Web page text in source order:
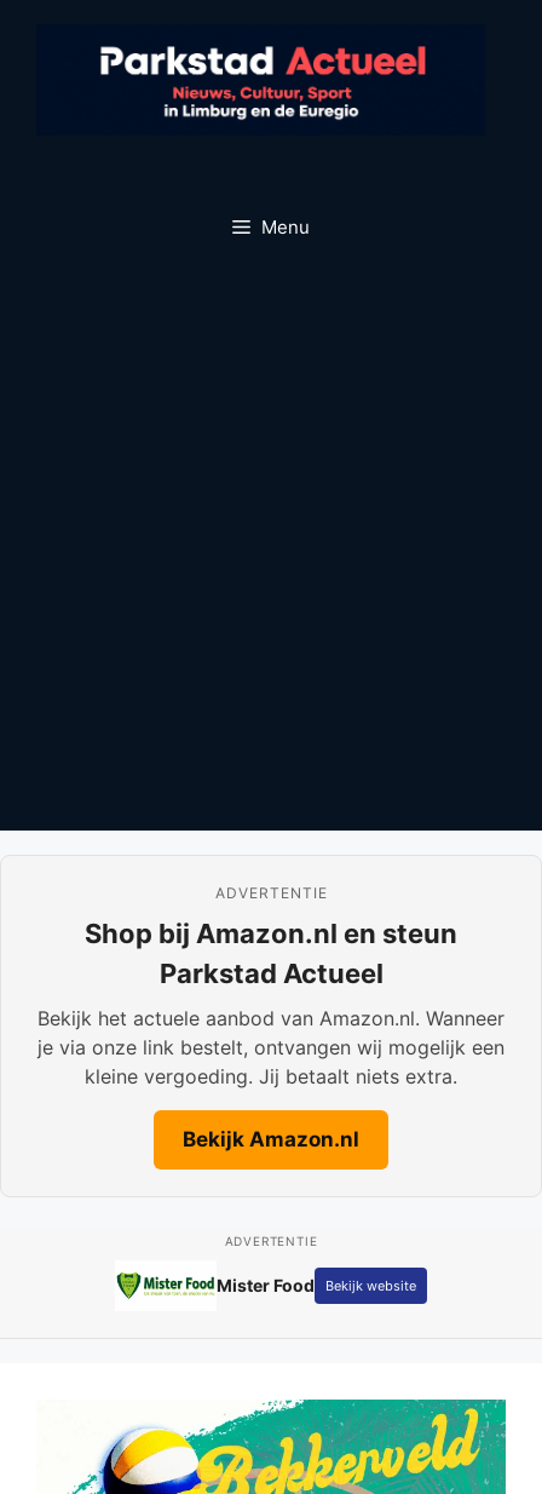
Menu
ADVERTENTIE
Shop bij Amazon.nl en steun
Parkstad Actueel
Bekijk het actuele aanbod van Amazon.nl. Wanneer
je via onze link bestelt, ontvangen wij mogelijk een
kleine vergoeding. Jij betaalt niets extra.
Bekijk Amazon.nl
ADVERTENTIE
Mister Food Bekijk website